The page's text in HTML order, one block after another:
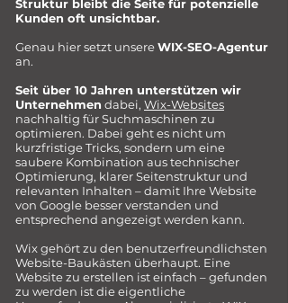
Struktur bleibt die Seite für potenzielle
Kunden oft unsichtbar.
Genau hier setzt unsereWIX-SEO-Agentur
an.
Seit über 10 Jahren unterstützen wir
Unternehmen dabei, Wix-Websites
nachhaltig für Suchmaschinen zu
optimieren. Dabei geht es nicht um
kurzfristige Tricks, sondern um eine
saubere Kombination aus technischer
Optimierung, klarer Seitenstruktur und
relevanten Inhalten – damit Ihre Website
von Google besser verstanden und
entsprechend angezeigt werden kann.
Wix gehört zu den benutzerfreundlichsten
Website-Baukästen überhaupt. Eine
Website zu erstellen ist einfach – gefunden
zu werden ist die eigentliche